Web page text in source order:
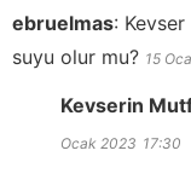
ebruelmas:
suyu olur mu? 15
Kevserin
Ocak 2023 17:30